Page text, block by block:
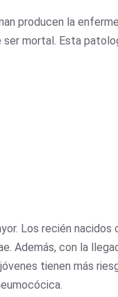
producen la
mortal. Esta
Los recién
Además, con la
tienen más